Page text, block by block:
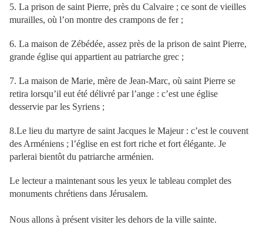
5. La prison de saint Pierre, près du Calvaire ; ce sont de vieilles
murailles, où l’on montre des crampons de fer ;
6. La maison de Zébédée, assez près de la prison de saint Pierre,
grande église qui appartient au patriarche grec ;
7. La maison de Marie, mère de Jean-Marc, où saint Pierre se
retira lorsqu’il eut été délivré par l’ange : c’est une église
desservie par les Syriens ;
8.Le lieu du martyre de saint Jacques le Majeur : c’est le couvent
des Arméniens ; l’église en est fort riche et fort élégante. Je
parlerai bientôt du patriarche arménien.
Le lecteur a maintenant sous les yeux le tableau complet des
monuments chrétiens dans Jérusalem.
Nous allons à présent visiter les dehors de la ville sainte.